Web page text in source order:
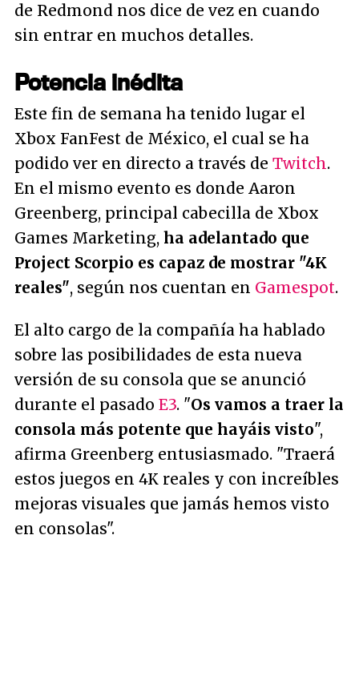
de Redmond nos dice de vez en cuando
sin entrar en muchos detalles.
Potencia inédita
Este fin de semana ha tenido lugar el
Xbox FanFest de México, el cual se ha
podido ver en directo a través de Twitch.
En el mismo evento es donde Aaron
Greenberg, principal cabecilla de Xbox
Games Marketing, ha adelantado que
Project Scorpio es capaz de mostrar "4K
reales", según nos cuentan en Gamespot.
El alto cargo de la compañía ha hablado
sobre las posibilidades de esta nueva
versión de su consola que se anunció
durante el pasado E3. "Os vamos a traer la
consola más potente que hayáis visto",
afirma Greenberg entusiasmado. "Traerá
estos juegos en 4K reales y con increíbles
mejoras visuales que jamás hemos visto
en consolas".